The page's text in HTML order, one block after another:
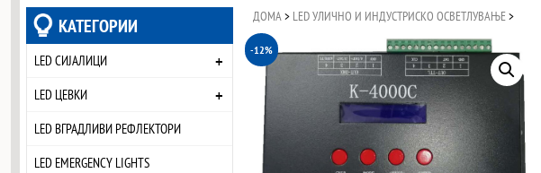
КАТЕГОРИИ
LED СИЈАЛИЦИ +
LED ЦЕВКИ +
LED ВГРАДЛИВИ РЕФЛЕКТОРИ
LED EMERGENCY LIGHTS
ДОМА > LED УЛИЧНО И ИНДУСТРИСКО ОСВЕТЛУВАЊЕ>
-12%